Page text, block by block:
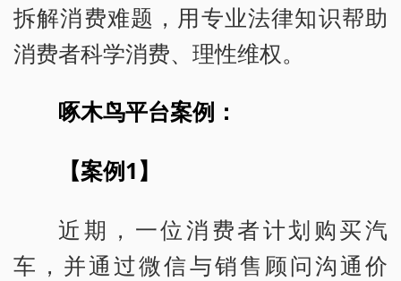
拆解消费难题，用专业法律知识帮助
消费者科学消费、理性维权。
啄木鸟平台案例：
【案例1】
近期，一位消费者计划购买汽
车，并通过微信与销售顾问沟通价